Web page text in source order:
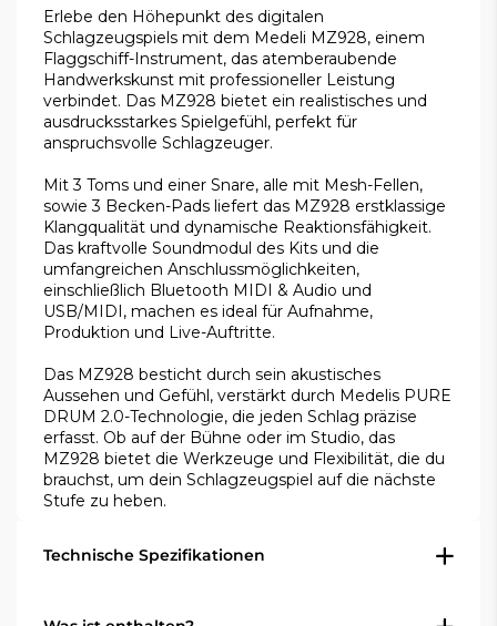
Erlebe den Höhepunkt des digitalen
Schlagzeugspiels mit dem Medeli MZ928, einem
Flaggschiff-Instrument, das atemberaubende
Handwerkskunst mit professioneller Leistung
verbindet. Das MZ928 bietet ein realistisches und
ausdrucksstarkes Spielgefühl, perfekt für
anspruchsvolle Schlagzeuger.
Mit 3 Toms und einer Snare, alle mit Mesh-Fellen,
sowie 3 Becken-Pads liefert das MZ928 erstklassige
Klangqualität und dynamische Reaktionsfähigkeit.
Das kraftvolle Soundmodul des Kits und die
umfangreichen Anschlussmöglichkeiten,
einschließlich Bluetooth MIDI & Audio und
USB/MIDI, machen es ideal für Aufnahme,
Produktion und Live-Auftritte.
Das MZ928 besticht durch sein akustisches
Aussehen und Gefühl, verstärkt durch Medelis PURE
DRUM 2.0-Technologie, die jeden Schlag präzise
erfasst. Ob auf der Bühne oder im Studio, das
MZ928 bietet die Werkzeuge und Flexibilität, die du
brauchst, um dein Schlagzeugspiel auf die nächste
Stufe zu heben.
Technische Spezifikationen